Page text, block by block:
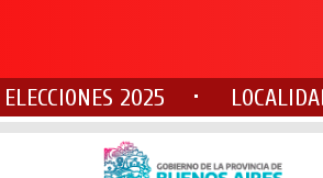
ELECCIONES 2025